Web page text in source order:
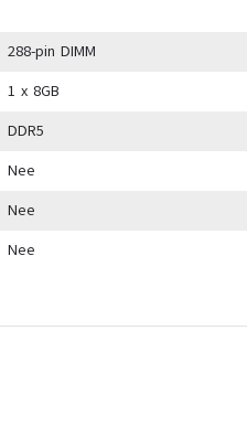
288-pin DIMM
1 x 8GB
DDR5
Nee
Nee
Nee